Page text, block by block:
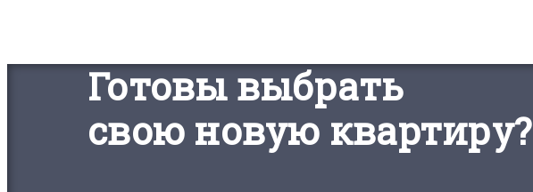
Готовы выбрать
свою новую квартиру?